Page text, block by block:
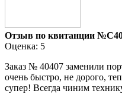
Отзыв по квитанции
Оценка: 5
Заказ № 40407 заменили
очень быстро, не дорого,
супер! Всегда чиним